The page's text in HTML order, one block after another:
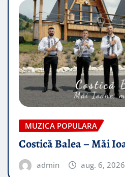
MUZICA POPULARA
Costică Balea – Măi
admin aug. 6, 2026